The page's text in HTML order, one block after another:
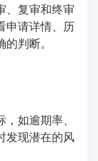
、复审和终审
申请详情、历
判断。
如逾期率、
发现潜在的风